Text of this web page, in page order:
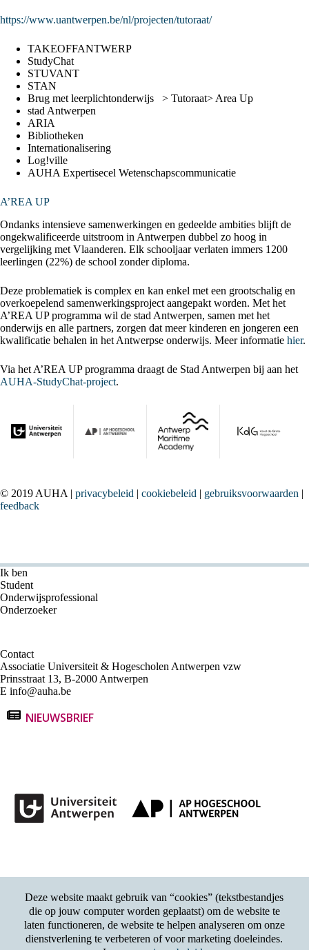
Deze website maakt gebruik van “cookies” (tekstbestandjes
die op jouw computer worden geplaatst) om de website te
laten functioneren, de website te helpen analyseren om onze
dienstverlening te verbeteren of voor marketing doeleindes.
https://www.uantwerpen.be/nl/projecten/tutoraat/
TAKEOFFANTWERP
StudyChat
STUVANT
STAN
Brug met leerplichtonderwijs > Tutoraat> Area Up
stad Antwerpen
ARIA
Bibliotheken
Internationalisering
Log!ville
AUHA Expertisecel Wetenschapscommunicatie
A’REA UP
Ondanks intensieve samenwerkingen en gedeelde ambities blijft de
ongekwalificeerde uitstroom in Antwerpen dubbel zo hoog in
vergelijking met Vlaanderen. Elk schooljaar verlaten immers 1200
leerlingen (22%) de school zonder diploma.
Deze problematiek is complex en kan enkel met een grootschalig en
overkoepelend samenwerkingsproject aangepakt worden. Met het
A’REA UP programma wil de stad Antwerpen, samen met het
onderwijs en alle partners, zorgen dat meer kinderen en jongeren een
kwalificatie behalen in het Antwerpse onderwijs. Meer informatie hier.
Via het A’REA UP programma draagt de Stad Antwerpen bij aan het
AUHA-StudyChat-project.
© 2019 AUHA | privacybeleid | cookiebeleid | gebruiksvoorwaarden |
feedback
Ik ben
Student
Onderwijsprofessional
Onderzoeker
Contact
Associatie Universiteit & Hogescholen Antwerpen vzw
Prinsstraat 13, B-2000 Antwerpen
E info@auha.be
NIEUWSBRIEF